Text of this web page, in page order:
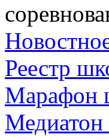
Реестр
Марафон
Медиатон